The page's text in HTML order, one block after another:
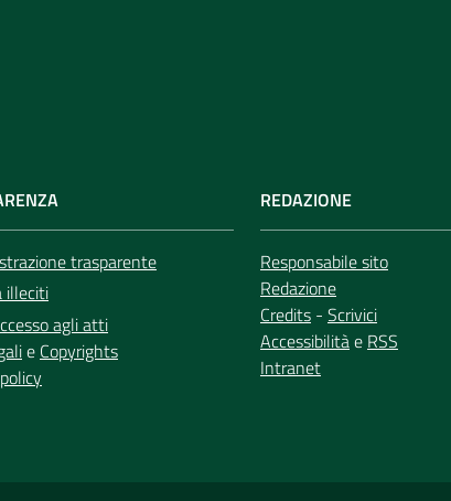
trasparente
illeciti
agli atti
e Copyrights
REDAZIONE
Responsabile sito
Redazione
Credits - Scrivici
Accessibilitàe RSS
Intranet